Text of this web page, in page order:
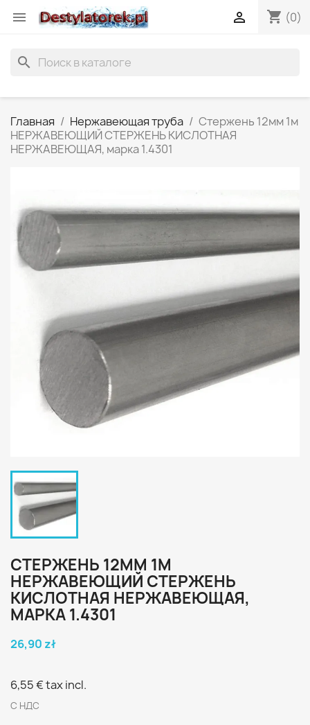
 shopping_cart (0)

search
Главная Нержавеющая труба
Стержень 12мм 1м
НЕРЖАВЕЮЩИЙ СТЕРЖЕНЬ КИСЛОТНАЯ
НЕРЖАВЕЮЩАЯ, марка 1.4301
СТЕРЖЕНЬ 12ММ 1М
НЕРЖАВЕЮЩИЙ СТЕРЖЕНЬ
КИСЛОТНАЯ НЕРЖАВЕЮЩАЯ,
МАРКА 1.4301
26,90 zł
6,55 €tax incl.
С НДС